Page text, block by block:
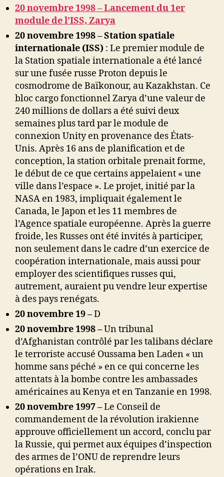
20 novembre 1998 – Lancement du 1er
module de l’ISS, Zarya
20 novembre 1998 – Station spatiale
internationale (ISS) : Le premier module de
la Station spatiale internationale a été lancé
sur une fusée russe Proton depuis le
cosmodrome de Baïkonour, au Kazakhstan. Ce
bloc cargo fonctionnel Zarya d’une valeur de
240 millions de dollars a été suivi deux
semaines plus tard par le module de
connexion Unity en provenance des États-
Unis. Après 16 ans de planification et de
conception, la station orbitale prenait forme,
le début de ce que certains appelaient « une
ville dans l’espace ». Le projet, initié par la
NASA en 1983, impliquait également le
Canada, le Japon et les 11 membres de
l’Agence spatiale européenne. Après la guerre
froide, les Russes ont été invités à participer,
non seulement dans le cadre d’un exercice de
coopération internationale, mais aussi pour
employer des scientifiques russes qui,
autrement, auraient pu vendre leur expertise
à des pays renégats.
20 novembre 19 –D
20 novembre 1998 –Un tribunal
d’Afghanistan contrôlé par les talibans déclare
le terroriste accusé Oussama ben Laden « un
homme sans péché » en ce qui concerne les
attentats à la bombe contre les ambassades
américaines au Kenya et en Tanzanie en 1998.
20 novembre 1997 –Le Conseil de
commandement de la révolution irakienne
approuve officiellement un accord, conclu par
la Russie, qui permet aux équipes d’inspection
des armes de l’ONU de reprendre leurs
opérations en Irak.